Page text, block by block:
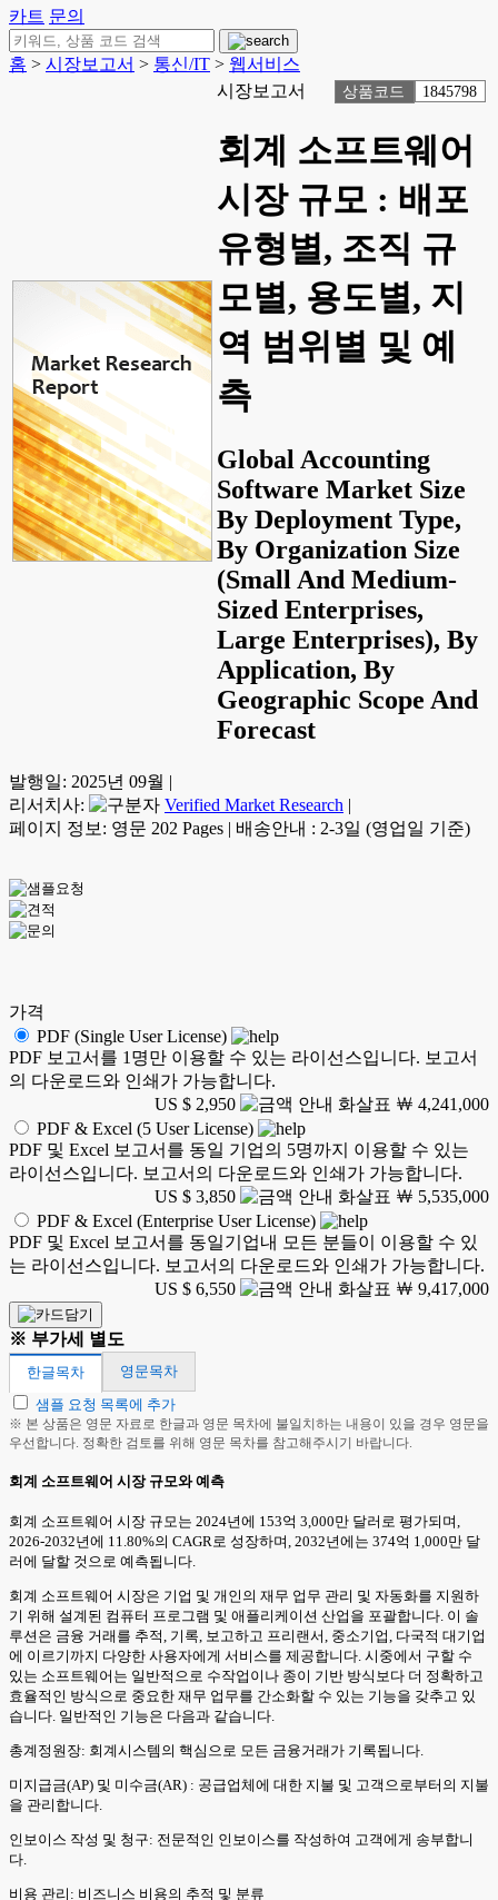
카트 문의
홈 > 시장보고서 > 통신/IT > 웹서비스
시장보고서
상품코드 1845798
회계 소프트웨어
시장 규모 : 배포
유형별, 조직 규
모별, 용도별, 지
역 범위별 및 예
측
Global Accounting
Software Market Size
By Deployment Type,
By Organization Size
(Small And Medium-
Sized Enterprises,
Large Enterprises), By
Application, By
Geographic Scope And
Forecast
발행일: 2025년 09월 |
리서치사:
Verified Market Research |
페이지 정보: 영문 202 Pages | 배송안내 : 2-3일 (영업일 기준)
가격
PDF (Single User License)
PDF 보고서를 1명만 이용할 수 있는 라이선스입니다. 보고서
의 다운로드와 인쇄가 가능합니다.
US $ 2,950
￦ 4,241,000
PDF & Excel (5 User License)
PDF 및 Excel 보고서를 동일 기업의 5명까지 이용할 수 있는
라이선스입니다. 보고서의 다운로드와 인쇄가 가능합니다.
US $ 3,850
￦ 5,535,000
PDF & Excel (Enterprise User License)
PDF 및 Excel 보고서를 동일기업내 모든 분들이 이용할 수 있
는 라이선스입니다. 보고서의 다운로드와 인쇄가 가능합니다.
US $ 6,550
￦ 9,417,000
※ 부가세 별도
한글목차
영문목차
샘플 요청 목록에 추가
※ 본 상품은 영문 자료로 한글과 영문 목차에 불일치하는 내용이 있을 경우 영문을
우선합니다. 정확한 검토를 위해 영문 목차를 참고해주시기 바랍니다.
회계 소프트웨어 시장 규모와 예측
회계 소프트웨어 시장 규모는 2024년에 153억 3,000만 달러로 평가되며,
2026-2032년에 11.80%의 CAGR로 성장하며, 2032년에는 374억 1,000만 달
러에 달할 것으로 예측됩니다.
회계 소프트웨어 시장은 기업 및 개인의 재무 업무 관리 및 자동화를 지원하
기 위해 설계된 컴퓨터 프로그램 및 애플리케이션 산업을 포괄합니다. 이 솔
루션은 금융 거래를 추적, 기록, 보고하고 프리랜서, 중소기업, 다국적 대기업
에 이르기까지 다양한 사용자에게 서비스를 제공합니다. 시중에서 구할 수
있는 소프트웨어는 일반적으로 수작업이나 종이 기반 방식보다 더 정확하고
효율적인 방식으로 중요한 재무 업무를 간소화할 수 있는 기능을 갖추고 있
습니다. 일반적인 기능은 다음과 같습니다.
총계정원장: 회계시스템의 핵심으로 모든 금융거래가 기록됩니다.
미지급금(AP) 및 미수금(AR) : 공급업체에 대한 지불 및 고객으로부터의 지불
을 관리합니다.
인보이스 작성 및 청구: 전문적인 인보이스를 작성하여 고객에게 송부합니
다.
비용 관리: 비즈니스 비용의 추적 및 분류